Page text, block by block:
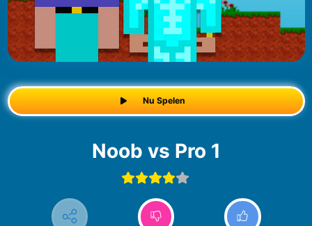
Nu Spelen
Noob vs Pro 1